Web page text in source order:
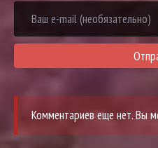
Комментариев еще нет. Вы